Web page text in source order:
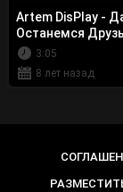
Artem DisPlay -
Останемся
3:05
8 лет назад